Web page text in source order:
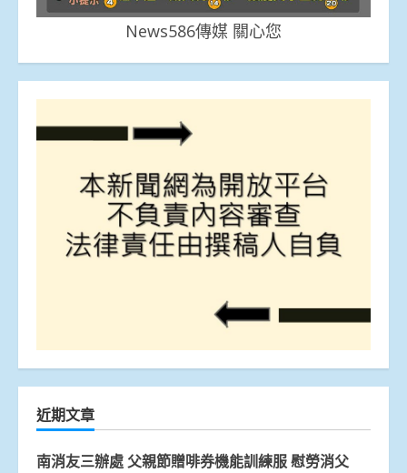
News586傳媒 關心您
近期文章
南消友三辦處 父親節贈啡券機能訓練服 慰勞消父